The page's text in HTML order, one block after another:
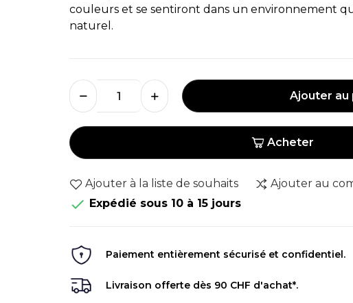
couleurs et se sentiront dans un environnement
naturel.
Ajouter au
Acheter
Ajouter à la liste de souhaits Ajouter au
 Expédié sous 10 à 15 jours
Paiement entièrement sécurisé et confidentiel.
Livraison offerte dès 90 CHF d'achat*.